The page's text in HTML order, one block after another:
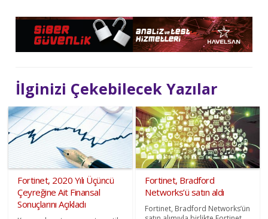
İlginizi Çekebilecek Yazılar
Fortinet, 2020 Yılı Üçüncü
Çeyreğine Ait Finansal
Sonuçlarını Açıkladı
Fortinet, Bradford
Networks’ü satın aldı
Fortinet, Bradford Networks’ün